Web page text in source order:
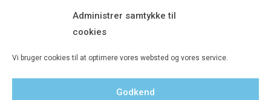
Administrer samtykke til
cookies
Vi bruger cookies til at optimere vores websted og vores service.
Godkend
Tlf 8680 4477 · Fax 8680 4647 · Kontortid man-fre kl. 9-15